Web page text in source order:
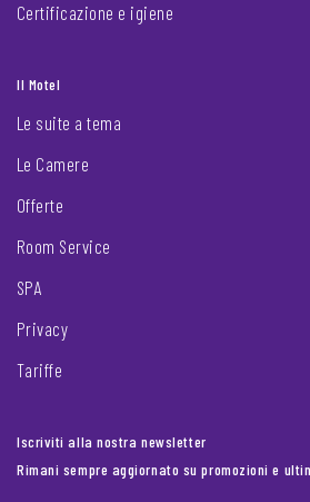
Certificazione e igiene
Il Motel
Le suite a tema
Le Camere
Offerte
Room Service
SPA
Privacy
Tariffe
Iscriviti alla nostra newsletter
Rimani sempre aggiornato su promozioni e